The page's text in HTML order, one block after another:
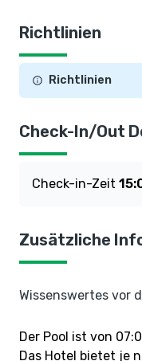
Richtlinien
Richtlinien
Check-In/Out
Check-in-Zeit
Zusätzliche
Wissenswertes vor
Der Pool ist von
Das Hotel bietet je